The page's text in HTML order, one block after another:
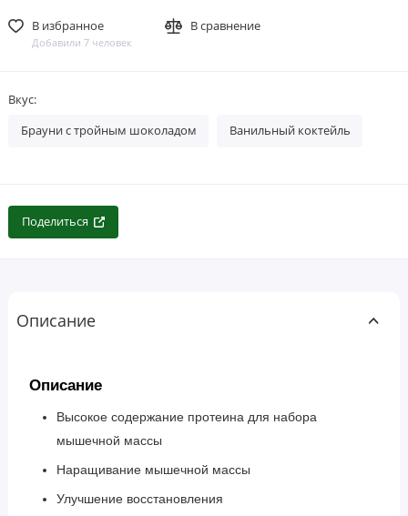
В избранное
Добавили 7 человек
В сравнение
Вкус:
Брауни с тройным шоколадом Ванильный коктейль
Поделиться
Описание
Описание
Высокое содержание протеина для набора
мышечной массы
Наращивание мышечной массы
Улучшение восстановления